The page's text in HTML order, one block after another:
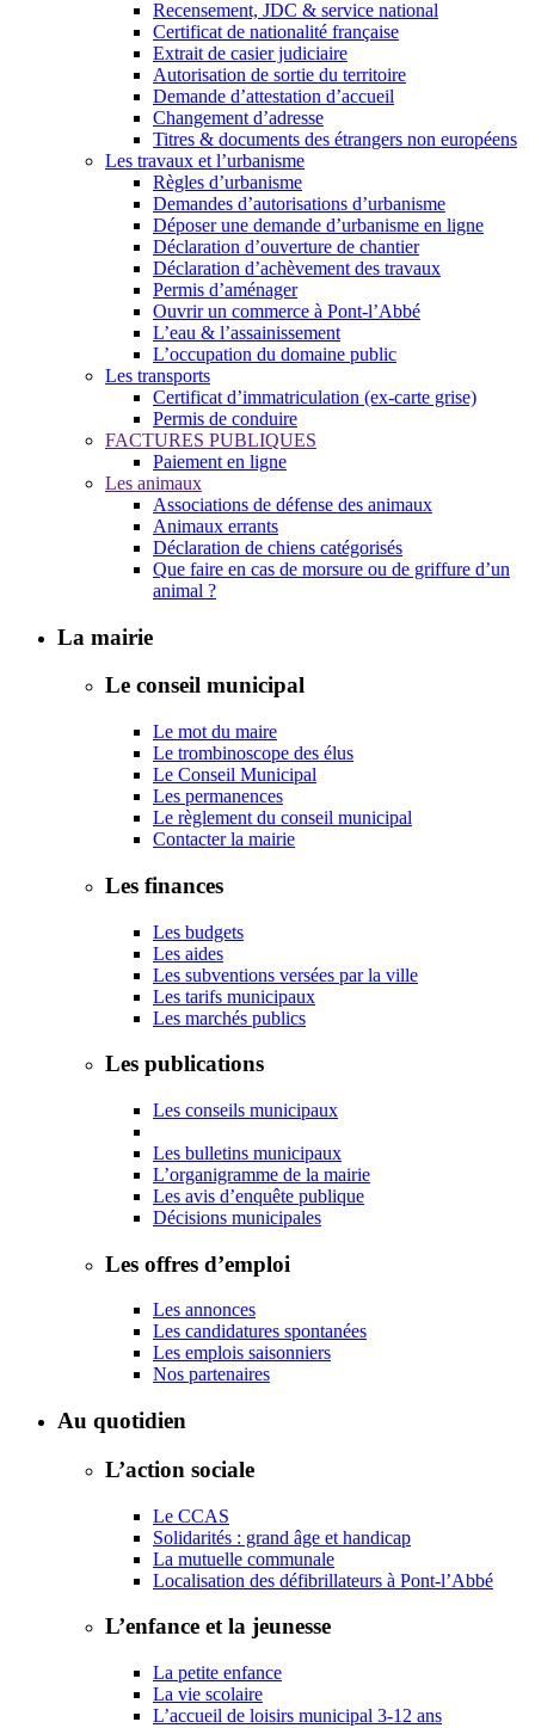
Recensement, JDC & service national
Certificat de nationalité française
Extrait de casier judiciaire
Autorisation de sortie du territoire
Demande d’attestation d’accueil
Changement d’adresse
Titres & documents des étrangers non européens
Les travaux et l’urbanisme
Règles d’urbanisme
Demandes d’autorisations d’urbanisme
Déposer une demande d’urbanisme en ligne
Déclaration d’ouverture de chantier
Déclaration d’achèvement des travaux
Permis d’aménager
Ouvrir un commerce à Pont-l’Abbé
L’eau & l’assainissement
L’occupation du domaine public
Les transports
Certificat d’immatriculation (ex-carte grise)
Permis de conduire
FACTURES PUBLIQUES
Paiement en ligne
Les animaux
Associations de défense des animaux
Animaux errants
Déclaration de chiens catégorisés
Que faire en cas de morsure ou de griffure d’un
animal ?
La mairie
Le conseil municipal
Le mot du maire
Le trombinoscope des élus
Le Conseil Municipal
Les permanences
Le règlement du conseil municipal
Contacter la mairie
Les finances
Les budgets
Les aides
Les subventions versées par la ville
Les tarifs municipaux
Les marchés publics
Les publications
Les conseils municipaux
Les bulletins municipaux
L’organigramme de la mairie
Les avis d’enquête publique
Décisions municipales
Les offres d’emploi
Les annonces
Les candidatures spontanées
Les emplois saisonniers
Nos partenaires
Au quotidien
L’action sociale
Le CCAS
Solidarités : grand âge et handicap
La mutuelle communale
Localisation des défibrillateurs à Pont-l’Abbé
L’enfance et la jeunesse
La petite enfance
La vie scolaire
L’accueil de loisirs municipal 3-12 ans